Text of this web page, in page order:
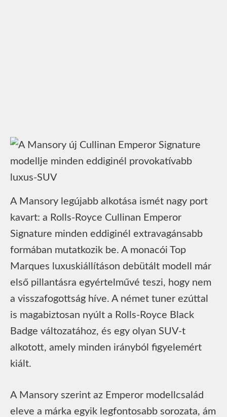
A Mansory legújabb alkotása ismét nagy port
kavart: a Rolls-Royce Cullinan Emperor
Signature minden eddiginél extravagánsabb
formában mutatkozik be. A monacói Top
Marques luxuskiállításon debütált modell már
első pillantásra egyértelművé teszi, hogy nem
a visszafogottság híve. A német tuner ezúttal
is magabiztosan nyúlt a Rolls-Royce Black
Badge változatához, és egy olyan SUV-t
alkotott, amely minden irányból figyelemért
kiált.
A Mansory szerint az Emperor modellcsalád
eleve a márka egyik legfontosabb sorozata, ám